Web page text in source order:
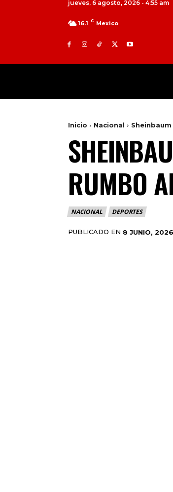
jueves, 6 agosto, 2026 - 4:55 am
16.1 C Mexico
TOLUCA 98.9 FM |
Inicio Nacional
RUMBO
NACIONAL DEPORTES
PUBLICADO EN 8 JUNIO, 2026